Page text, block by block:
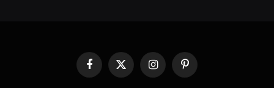
Facebook
X
InstagramPinterest